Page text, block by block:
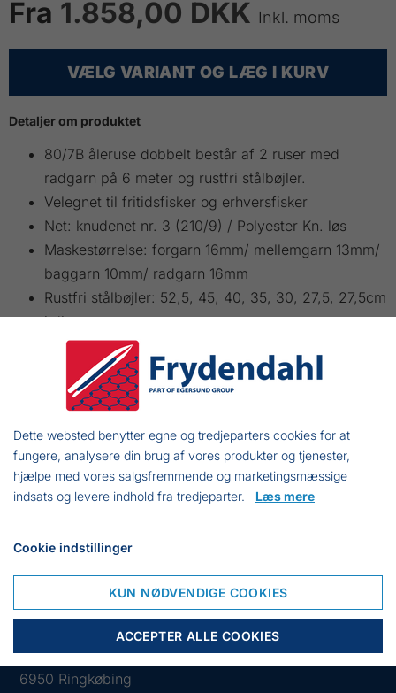
Fra 1.858,00 DKK Inkl. moms
VÆLG VARIANT OG LÆG I KURV
Detaljer om produktet
80/7B åleruse dobbelt består af 2 ruser med
radgarn på 6 meter og rustfri stålbøjler.
Velegnet til fritidsfisker og erhversfisker
Net: knudenet nr. 3 (210/9) / Polyester Kn. løs
Maskestørrelse: forgarn 16mm/ mellemgarn 13mm/
baggarn 10mm/ radgarn 16mm
Rustfri stålbøjler: 52,5, 45, 40, 35, 30, 27,5, 27,5cm
i diameter
Stålbøjler mm 4,5 4 4 4 4 4 4
MOMS
2135 Brun
6 m - 16
mm
1.937,50
dkk
Frejasvej 7 A
6950 Ringkøbing
Dette websted benytter egne og tredjeparters cookies for at
fungere, analysere din brug af vores produkter og tjenester,
hjælpe med vores salgsfremmende og marketingsmæssige
indsats og levere indhold fra tredjeparter. Læs mere
Cookie indstillinger
KUN NØDVENDIGE COOKIES
ACCEPTER ALLE COOKIES